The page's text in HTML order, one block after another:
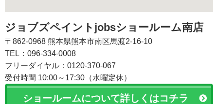
ジョブズペイントjobsショールーム南店
〒862-0968 熊本県熊本市南区馬渡2-16-10
TEL：096-334-0008
フリーダイヤル：0120-370-067
受付時間 10:00～17:30（水曜定休）
ショールームについて詳しくはコチラ